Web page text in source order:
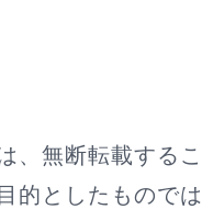
、無断転載するこ
的としたものでは